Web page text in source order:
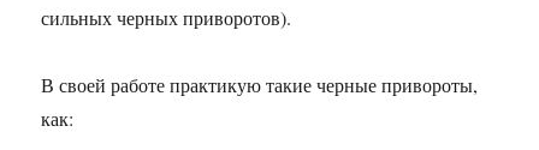
сильных черных приворотов).
В своей работе практикую такие черные привороты,
как: